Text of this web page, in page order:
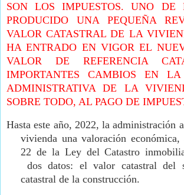
SON LOS IMPUESTOS. UNO DE
PRODUCIDO UNA PEQUEÑA
VALOR CATASTRAL DE LA
HA ENTRADO EN VIGOR EL
VALOR DE REFERENCIA
IMPORTANTES CAMBIOS EN LA
ADMINISTRATIVA DE LA
SOBRE TODO, AL PAGO DE
Hasta este año, 2022, la administración
vivienda una valoración
22 de la Ley del Catastro
dos datos: el valor catastral
catastral de la construcción.